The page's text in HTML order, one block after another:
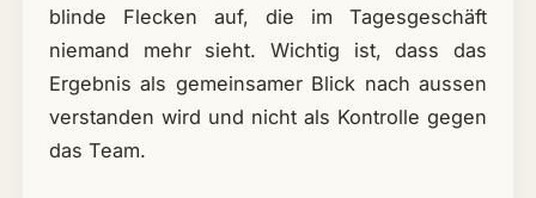
blinde Flecken auf, die im Tagesgeschäft
niemand mehr sieht. Wichtig ist, dass das
Ergebnis als gemeinsamer Blick nach aussen
verstanden wird und nicht als Kontrolle gegen
das Team.